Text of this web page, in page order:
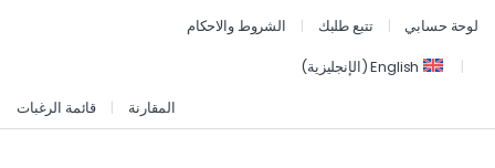
لوحة حسابي تتبع طلبك
الشروط والاحكام
English
(الإنجليزية)
المقارنة
قائمة الرغبات